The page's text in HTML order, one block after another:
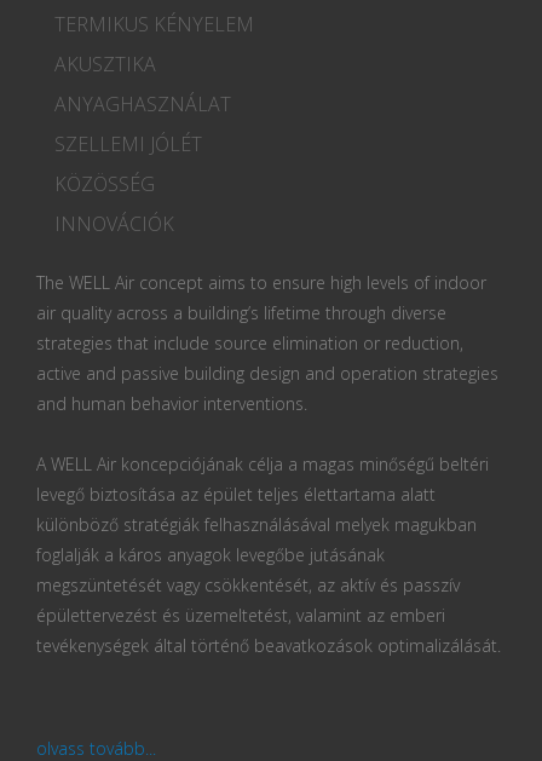
TERMIKUS KÉNYELEM
AKUSZTIKA
ANYAGHASZNÁLAT
SZELLEMI JÓLÉT
KÖZÖSSÉG
INNOVÁCIÓK
The WELL Air concept aims to ensure high levels of indoor
air quality across a building’s lifetime through diverse
strategies that include source elimination or reduction,
active and passive building design and operation strategies
and human behavior interventions.
A WELL Air koncepciójának célja a magas minőségű beltéri
levegő biztosítása az épület teljes élettartama alatt
különböző stratégiák felhasználásával melyek magukban
foglalják a káros anyagok levegőbe jutásának
megszüntetését vagy csökkentését, az aktív és passzív
épülettervezést és üzemeltetést, valamint az emberi
tevékenységek által történő beavatkozások optimalizálását.
olvass tovább...